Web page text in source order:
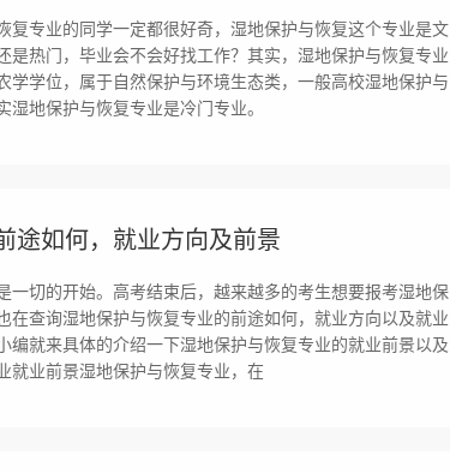
复专业的同学一定都很好奇，湿地保护与恢复这个专业是文
是热门，毕业会不会好找工作？其实，湿地保护与恢复专业
学学位，属于自然保护与环境生态类，一般高校湿地保护与
地保护与恢复专业是冷门专业。
途如何，就业方向及前景
一切的开始。高考结束后，越来越多的考生想要报考湿地保
在查询湿地保护与恢复专业的前途如何，就业方向以及就业
编就来具体的介绍一下湿地保护与恢复专业的就业前景以及
就业前景湿地保护与恢复专业，在